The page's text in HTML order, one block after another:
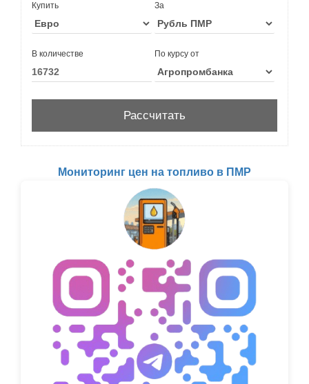
Купить За
В количестве По курсу от
Мониторинг цен на топливо в ПМР